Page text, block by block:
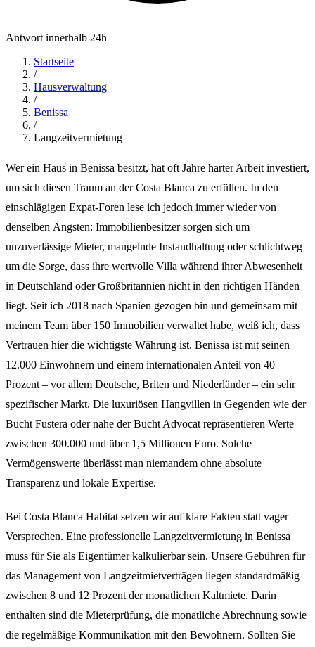
Antwort innerhalb 24h
Startseite
/
Hausverwaltung
/
Benissa
/
Langzeitvermietung
Wer ein Haus in Benissa besitzt, hat oft Jahre harter Arbeit investiert,
um sich diesen Traum an der Costa Blanca zu erfüllen. In den
einschlägigen Expat-Foren lese ich jedoch immer wieder von
denselben Ängsten: Immobilienbesitzer sorgen sich um
unzuverlässige Mieter, mangelnde Instandhaltung oder schlichtweg
um die Sorge, dass ihre wertvolle Villa während ihrer Abwesenheit
in Deutschland oder Großbritannien nicht in den richtigen Händen
liegt. Seit ich 2018 nach Spanien gezogen bin und gemeinsam mit
meinem Team über 150 Immobilien verwaltet habe, weiß ich, dass
Vertrauen hier die wichtigste Währung ist. Benissa ist mit seinen
12.000 Einwohnern und einem internationalen Anteil von 40
Prozent – vor allem Deutsche, Briten und Niederländer – ein sehr
spezifischer Markt. Die luxuriösen Hangvillen in Gegenden wie der
Bucht Fustera oder nahe der Bucht Advocat repräsentieren Werte
zwischen 300.000 und über 1,5 Millionen Euro. Solche
Vermögenswerte überlässt man niemandem ohne absolute
Transparenz und lokale Expertise.
Bei Costa Blanca Habitat setzen wir auf klare Fakten statt vager
Versprechen. Eine professionelle Langzeitvermietung in Benissa
muss für Sie als Eigentümer kalkulierbar sein. Unsere Gebühren für
das Management von Langzeitmietverträgen liegen standardmäßig
zwischen 8 und 12 Prozent der monatlichen Kaltmiete. Darin
enthalten sind die Mieterprüfung, die monatliche Abrechnung sowie
die regelmäßige Kommunikation mit den Bewohnern. Sollten Sie